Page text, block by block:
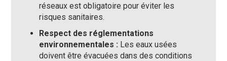
réseaux est obligatoire pour éviter les
risques sanitaires.
Respect des réglementations
environnementales : Les eaux usées
doivent être évacuées dans des conditions